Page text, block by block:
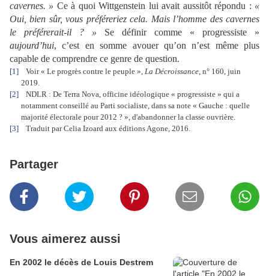
cavernes. » Ce à quoi Wittgenstein lui avait aussitôt répondu : «
Oui, bien sûr, vous préféreriez cela. Mais l’homme des cavernes
le préférerait-il ? » Se définir comme « progressiste »
aujourd’hui, c’est en somme avouer qu’on n’est même plus
capable de comprendre ce genre de question.
[1] Voir « Le progrès contre le peuple »,La Décroissance, n° 160, juin
2019.
[2] NDLR : De Terra Nova, officine idéologique « progressiste » qui a
notamment conseillé au Parti socialiste, dans sa note « Gauche : quelle
majorité électorale pour 2012 ? », d'abandonner la classe ouvrière.
[3] Traduit par Celia Izoard aux éditions Agone, 2016.
Partager
Vous aimerez aussi
En 2002 le décès de Louis Destrem